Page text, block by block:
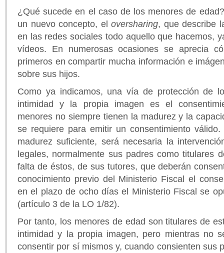
¿Qué sucede en el caso de los menores de
un nuevo concepto, el oversharing, que describe
en las redes sociales todo aquello que hacemos,
vídeos. En numerosas ocasiones se aprecia
primeros en compartir mucha información e
sobre sus hijos.
Como ya indicamos, una vía de protección de
intimidad y la propia imagen es el
menores no siempre tienen la madurez y la
se requiere para emitir un consentimiento
madurez suficiente, será necesaria la
legales, normalmente sus padres como titulares
falta de éstos, de sus tutores, que deberán
conocimiento previo del Ministerio Fiscal el
en el plazo de ocho días el Ministerio Fiscal se
(artículo 3 de la LO 1/82).
Por tanto, los menores de edad son titulares de
intimidad y la propia imagen, pero mientras no
consentir por sí mismos y, cuando consienten sus